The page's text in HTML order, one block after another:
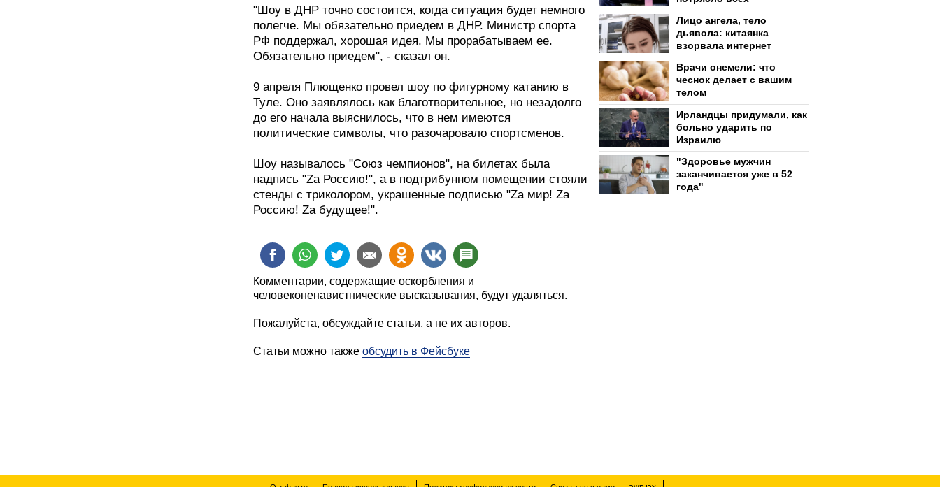
"Шоу в ДНР точно состоится, когда ситуация будет немного
полегче. Мы обязательно приедем в ДНР. Министр спорта
РФ поддержал, хорошая идея. Мы прорабатываем ее.
Обязательно приедем", - сказал он.
9 апреля Плющенко провел шоу по фигурному катанию в
Туле. Оно заявлялось как благотворительное, но незадолго
до его начала выяснилось, что в нем имеются
политические символы, что разочаровало спортсменов.
Шоу называлось "Союз чемпионов", на билетах была
надпись "Zа Россию!", а в подтрибунном помещении стояли
стенды с триколором, украшенные подписью "Zа мир! Zа
Россию! Zа будущее!".
Комментарии, содержащие оскорбления и
человеконенавистнические высказывания, будут удаляться.
Пожалуйста, обсуждайте статьи, а не их авторов.
Статьи можно также обсудить в Фейсбуке